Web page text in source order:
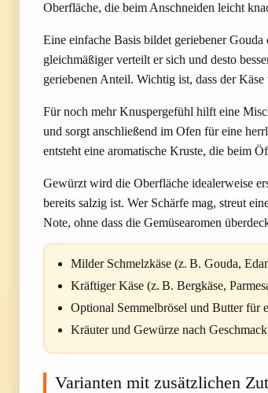
Oberfläche, die beim Anschneiden leicht
Eine einfache Basis bildet geriebener
gleichmäßiger verteilt er sich und desto
geriebenen Anteil. Wichtig ist, dass der
Für noch mehr Knuspergefühl hilft eine
und sorgt anschließend im Ofen für eine
entsteht eine aromatische Kruste, die beim
Gewürzt wird die Oberfläche idealerweise
bereits salzig ist. Wer Schärfe mag, streut
Note, ohne dass die Gemüsearomen
Milder Schmelzkäse (z. B. Gouda,
Kräftiger Käse (z. B. Bergkäse,
Optional Semmelbrösel und Butter für
Kräuter und Gewürze nach
Varianten mit zusätzlichen